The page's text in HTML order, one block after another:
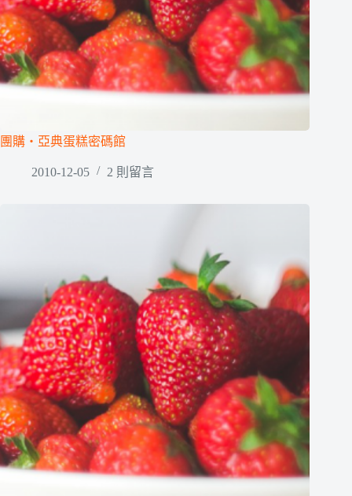
團購‧亞典蛋糕密碼館
2010-12-05 2 則留言